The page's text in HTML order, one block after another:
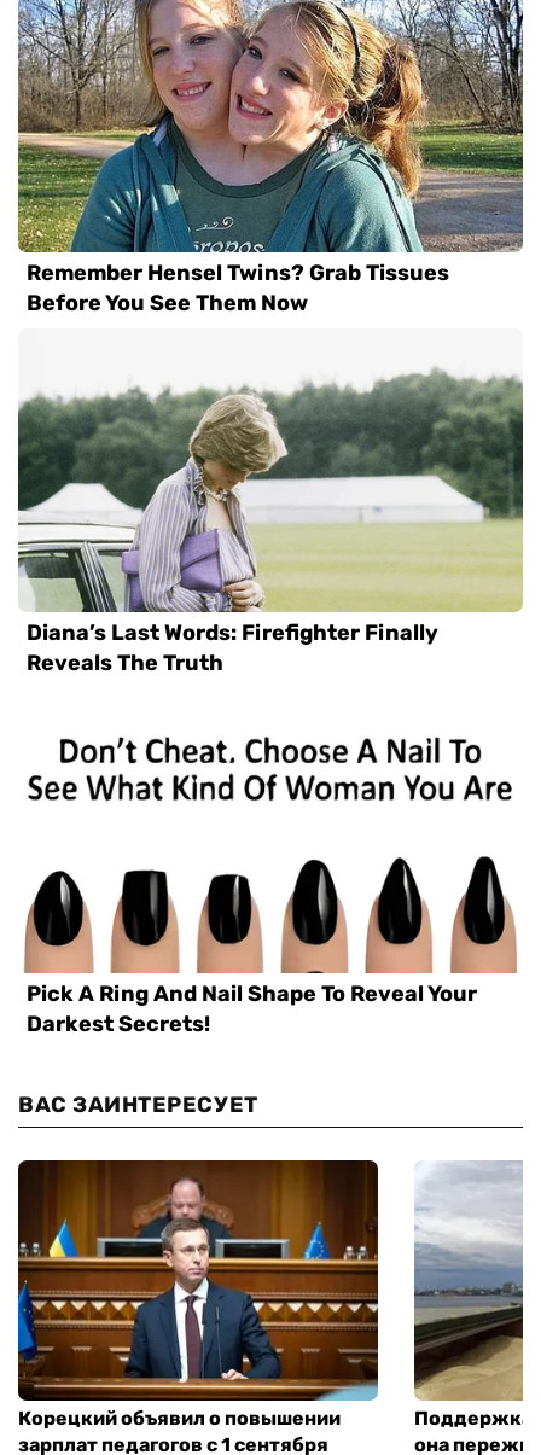
ВАС ЗАИНТЕРЕСУЕТ
Корецкий объявил о повышении
зарплат педагогов с 1 сентября
Поддержка
она